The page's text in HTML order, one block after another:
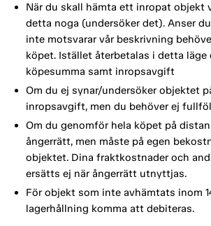
När du skall hämta ett inropat objekt
detta noga (undersöker det). Anser
inte motsvarar vår beskrivning
köpet. Istället återbetalas i detta läge
köpesumma samt inropsavgift
Om du ej synar/undersöker objektet
inropsavgift, men du behöver ej
Om du genomför hela köpet på
ångerrätt, men måste på egen
objektet. Dina fraktkostnader och
ersätts ej när ångerrätt utnyttjas.
För objekt som inte avhämtats inom
lagerhållning komma att debiteras.